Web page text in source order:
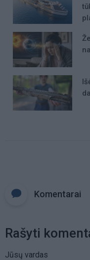
Komentarai
Rašyti
Jūsų vardas